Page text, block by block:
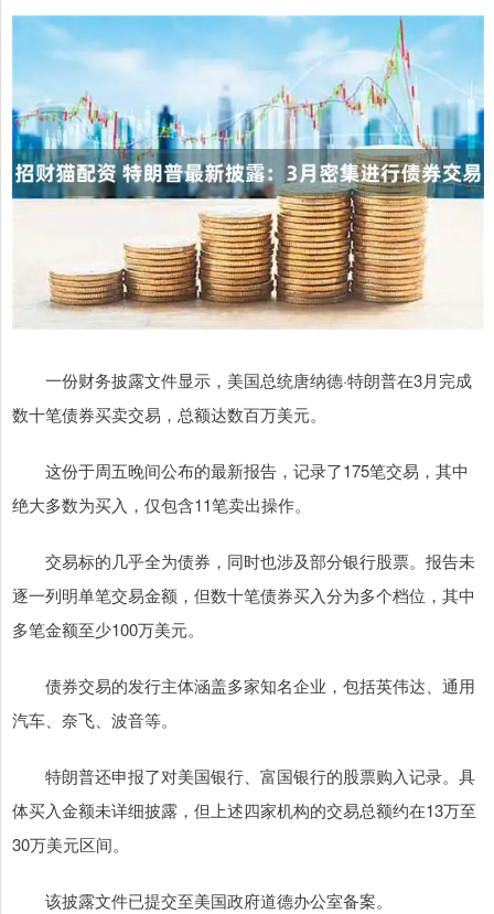
一份财务披露文件显示，美国总统唐纳德·特朗普在3月完成
数十笔债券买卖交易，总额达数百万美元。
这份于周五晚间公布的最新报告，记录了175笔交易，其中
绝大多数为买入，仅包含11笔卖出操作。
交易标的几乎全为债券，同时也涉及部分银行股票。报告未
逐一列明单笔交易金额，但数十笔债券买入分为多个档位，其中
多笔金额至少100万美元。
债券交易的发行主体涵盖多家知名企业，包括英伟达、通用
汽车、奈飞、波音等。
特朗普还申报了对美国银行、富国银行的股票购入记录。具
体买入金额未详细披露，但上述四家机构的交易总额约在13万至
30万美元区间。
该披露文件已提交至美国政府道德办公室备案。